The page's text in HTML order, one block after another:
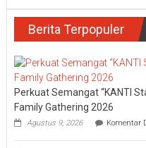
Berita Terpopuler
Perkuat Semangat “KANTI
Family Gathering 2026
Agustus 9, 2026 Komentar